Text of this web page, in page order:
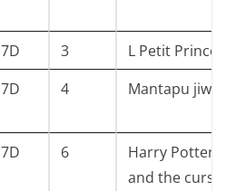
7D 3
L Petit Prince
7D 4 Mantapu jiwa
7D 6
Harry Potter
and the